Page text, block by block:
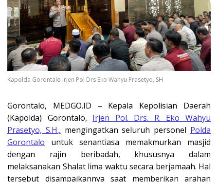
Kapolda Gorontalo Irjen Pol Drs Eko Wahyu Prasetyo, SH
Gorontalo, MEDGO.ID – Kepala Kepolisian Daerah
(Kapolda) Gorontalo, Irjen Pol. Drs. R. Eko Wahyu
Prasetyo, S.H., mengingatkan seluruh personel Polda
Gorontalo untuk senantiasa memakmurkan masjid
dengan rajin beribadah, khususnya dalam
melaksanakan Shalat lima waktu secara berjamaah. Hal
tersebut disampaikannya saat memberikan arahan